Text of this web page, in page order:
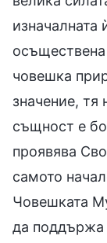
човешка
значение, тя
същност е
проявява
самото
Човешката
да поддържа